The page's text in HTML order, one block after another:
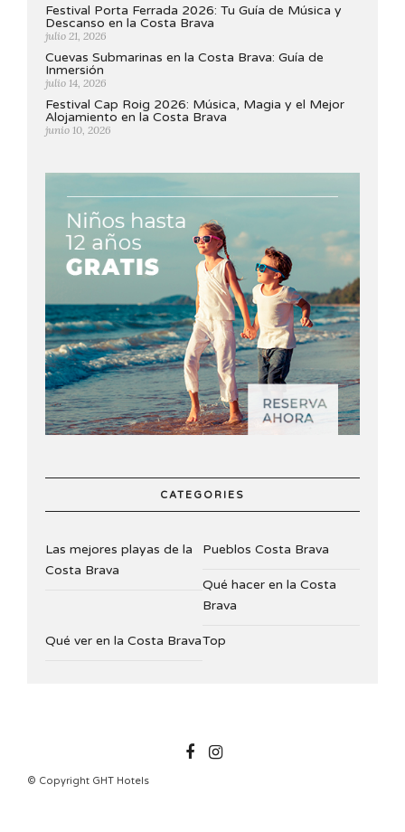
Festival Porta Ferrada 2026: Tu Guía de Música y
Descanso en la Costa Brava
julio 21, 2026
Cuevas Submarinas en la Costa Brava: Guía de
Inmersión
julio 14, 2026
Festival Cap Roig 2026: Música, Magia y el Mejor
Alojamiento en la Costa Brava
junio 10, 2026
CATEGORIES
Las mejores playas de la
Costa Brava
Pueblos Costa Brava
Qué hacer en la Costa
Brava
Qué ver en la Costa BravaTop
© Copyright GHT Hotels